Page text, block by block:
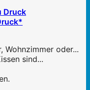
Wohnzimmer oder...
sind...